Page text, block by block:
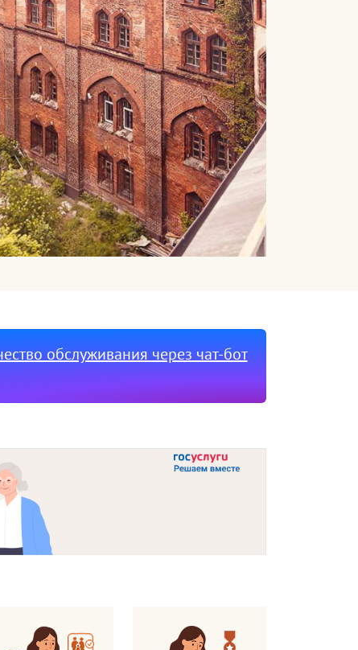
обслуживания через чат-бот